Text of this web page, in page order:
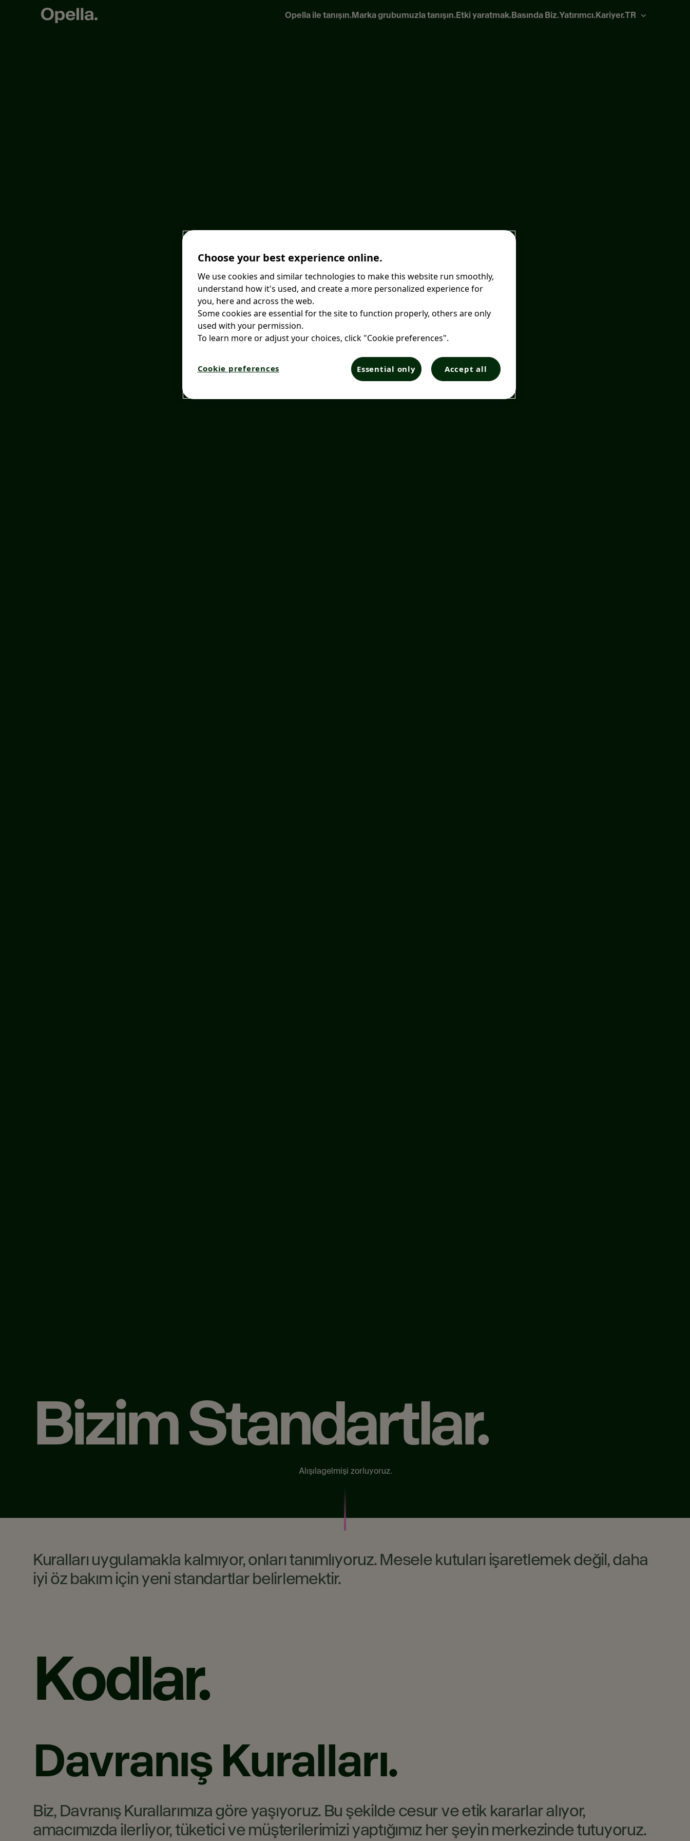
Opella ile tanışın.Marka grubumuzla tanışın.Etki yaratmak.Basında Biz.Yatırımcı.Kariyer.TR
Bizim Standartlar.
Alışılagelmişi zorluyoruz.​
Kuralları uygulamakla kalmıyor, onları tanımlıyoruz. Mesele kutuları işaretlemek değil, daha
iyi öz bakım için yeni standartlar belirlemektir.​
Kodlar.
Davranış Kuralları.
Biz, Davranış Kurallarımıza göre yaşıyoruz. Bu şekilde cesur ve etik kararlar alıyor,
amacımızda ilerliyor, tüketici ve müşterilerimizi yaptığımız her şeyin merkezinde tutuyoruz.
Choose your best experience online.
We use cookies and similar technologies to make this website run smoothly,
understand how it's used, and create a more personalized experience for
you, here and across the web.
Some cookies are essential for the site to function properly, others are only
used with your permission.
To learn more or adjust your choices, click "Cookie preferences".
Cookie preferences Essential only Accept all